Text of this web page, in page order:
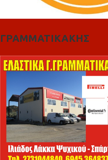
ΓΡΑΜΜΑΤΙΚΑΚΗΣ